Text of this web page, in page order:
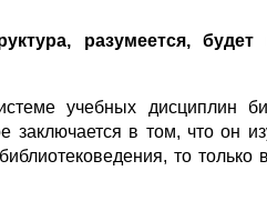
разумеется, будет
учебных дисциплин
в том, что он
то только